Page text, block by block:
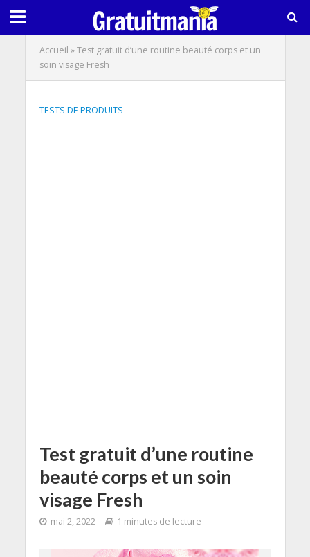
Accueil »Test gratuit d’une routine beauté corps et un
soin visage Fresh
TESTS DE PRODUITS
Test gratuit d’une routine
beauté corps et un soin
visage Fresh
mai 2, 2022 1 minutes de lecture